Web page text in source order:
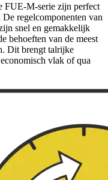
FUE-M-serie zijn perfect
regelcomponenten van
snel en gemakkelijk
behoeften van de meest
Dit brengt talrijke
vlak of qua